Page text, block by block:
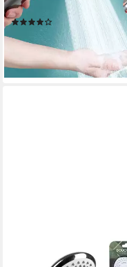
Wassersparen
(171)
32,99 €
lieferbar - in 4-5 Werktagen
URBAN LIVING